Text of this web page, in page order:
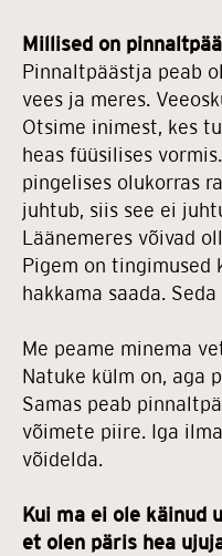
Millised on
Pinnaltpäästja peab
vees ja meres.
Otsime inimest, kes
heas füüsilises
pingelises olukorras
juhtub, siis see ei
Läänemeres võivad
Pigem on tingimused
hakkama saada.
Me peame minema
Natuke külm on, aga
Samas peab
võimete piire. Iga
võidelda.
Kui ma ei ole käinud
et olen päris hea